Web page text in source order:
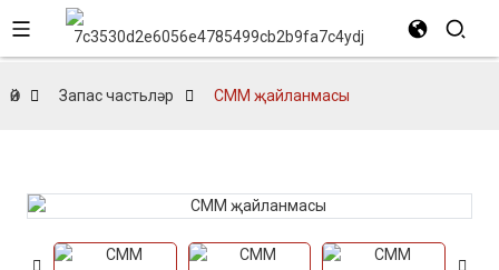
Өй Запас частьләр CMM җайланмасы